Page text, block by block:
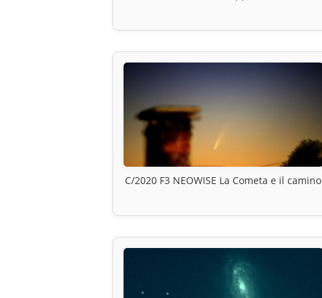
C/2020 F3 NEOWISE La Cometa e il camino